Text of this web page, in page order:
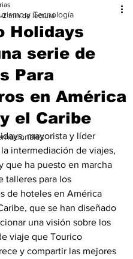
y Tecnología
Holidays
serie de
Para
en América
el Caribe
2 min de lectura
mayorista y líder
intermediación de viajes,
que ha puesto en marcha
talleres para los
de hoteles en América
que se han diseñado
una visión sobre los
viaje que Tourico
y compartir las mejores